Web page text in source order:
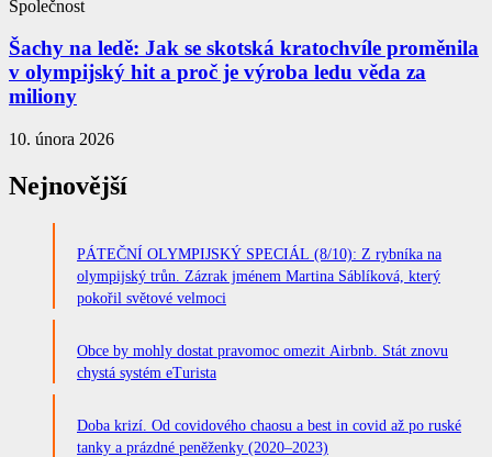
Společnost
Šachy na ledě: Jak se skotská kratochvíle proměnila
v olympijský hit a proč je výroba ledu věda za
miliony
10. února 2026
Nejnovější
PÁTEČNÍ OLYMPIJSKÝ SPECIÁL (8/10): Z rybníka na
olympijský trůn. Zázrak jménem Martina Sáblíková, který
pokořil světové velmoci
Obce by mohly dostat pravomoc omezit Airbnb. Stát znovu
chystá systém eTurista
Doba krizí. Od covidového chaosu a best in covid až po ruské
tanky a prázdné peněženky (2020–2023)